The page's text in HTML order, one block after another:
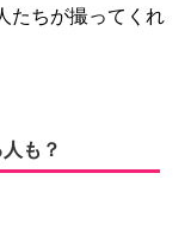
たちが撮ってくれ
も？